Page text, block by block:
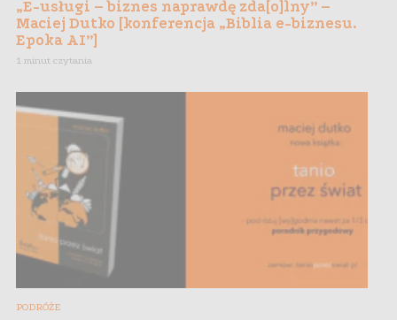
„E-usługi – biznes naprawdę zda[o]lny” –
Maciej Dutko [konferencja „Biblia e-biznesu.
Epoka AI”]
1 minut czytania
PODRÓŻE